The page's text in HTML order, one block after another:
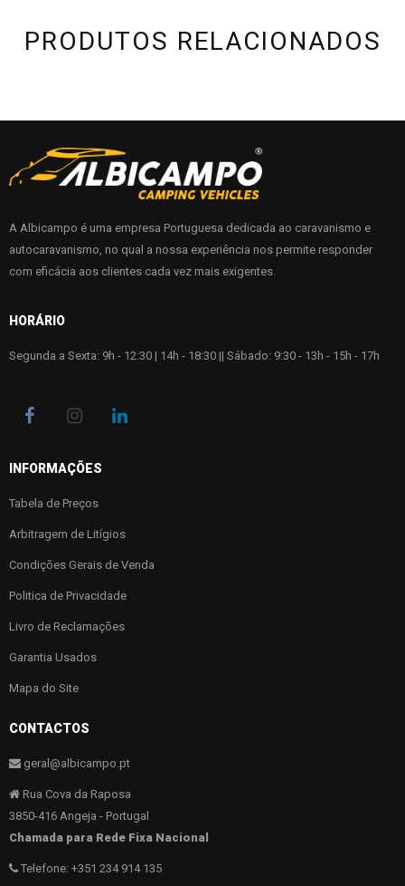
PRODUTOS RELACIONADOS
A Albicampo é uma empresa Portuguesa dedicada ao caravanismo e
autocaravanismo, no qual a nossa experiência nos permite responder
com eficácia aos clientes cada vez mais exigentes.
HORÁRIO
Segunda a Sexta: 9h - 12:30 | 14h - 18:30 || Sábado: 9:30 - 13h - 15h - 17h
INFORMAÇÕES
Tabela de Preços
Arbitragem de Litígios
Condições Gerais de Venda
Politica de Privacidade
Livro de Reclamações
Garantia Usados
Mapa do Site
CONTACTOS
geral@albicampo.pt
Rua Cova da Raposa
3850-416 Angeja - Portugal
Chamada para Rede Fixa Nacional
Telefone: +351 234 914 135